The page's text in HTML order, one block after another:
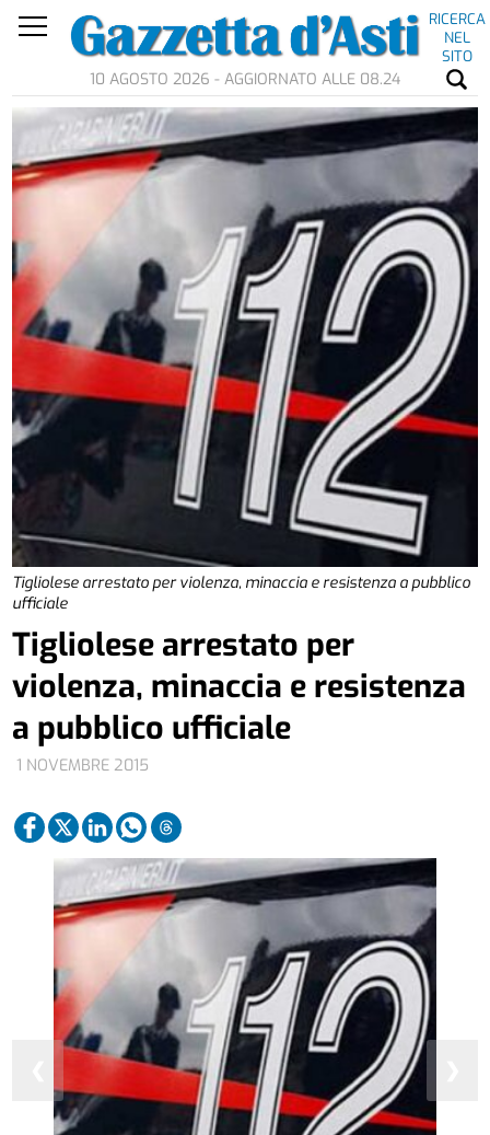
RICERCA
NEL
SITO
10 AGOSTO 2026 - AGGIORNATO ALLE 08.24
Tigliolese arrestato per violenza, minaccia e resistenza a pubblico
ufficiale
1 NOVEMBRE 2015
Tigliolese arrestato per
violenza, minaccia e resistenza
a pubblico ufficiale